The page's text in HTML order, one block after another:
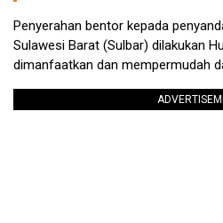
Penyerahan bentor kepada
Sulawesi Barat (Sulbar) dilakukan
dimanfaatkan dan mempermudah